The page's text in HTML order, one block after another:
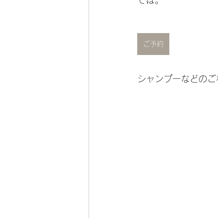
ご予約
シャンプーなどの